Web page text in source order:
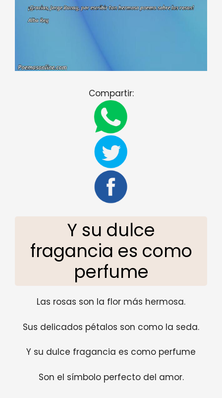
Compartir:
Y su dulce
fragancia es como
perfume
Las rosas son la flor más hermosa.
Sus delicados pétalos son como la seda.
Y su dulce fragancia es como perfume
Son el símbolo perfecto del amor.